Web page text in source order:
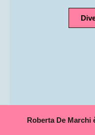
Roberta De Marchi